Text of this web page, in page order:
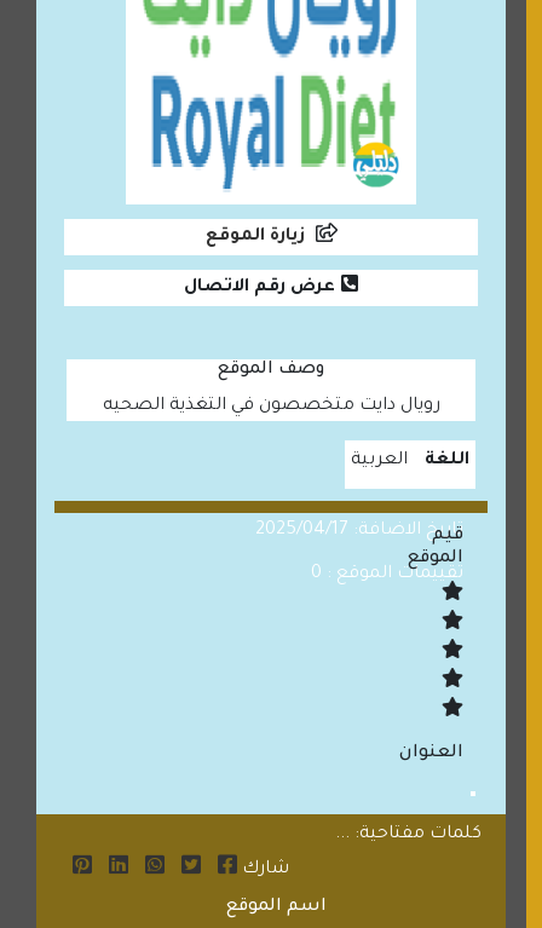
زيارة الموقع
عرض رقم الاتصال
وصف الموقع
رويال دايت متخصصون في التغذية الصحيه
اللغة العربية
تاريخ الاضافة: 2025/04/17
تقييمات الموقع : 0
قيم
الموقع
العنوان
كلمات مفتاحية: ...
شارك
اسم الموقع